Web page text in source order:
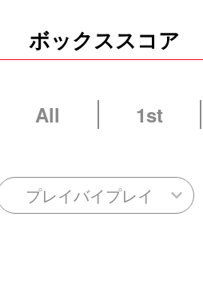
ボックススコア
All 1st
プレイバイプレイ